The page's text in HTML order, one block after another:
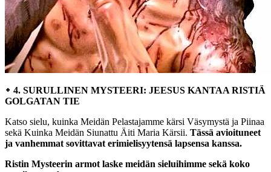
᛭ 4. SURULLINEN MYSTEERI: JEESUS KANTAA RISTIÄ
GOLGATAN TIE
Katso sielu, kuinka Meidän Pelastajamme kärsi Väsymystä ja Piinaa
sekä Kuinka Meidän Siunattu Äiti Maria Kärsii. Tässä avioituneet
ja vanhemmat sovittavat erimielisyytensä lapsensa kanssa.
Ristin Mysteerin armot laske meidän sieluihimme sekä koko